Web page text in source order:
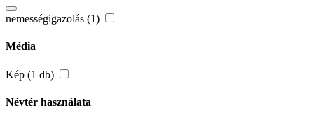
nemességigazolás (1)
Média
Kép (1 db)
Névtér használata